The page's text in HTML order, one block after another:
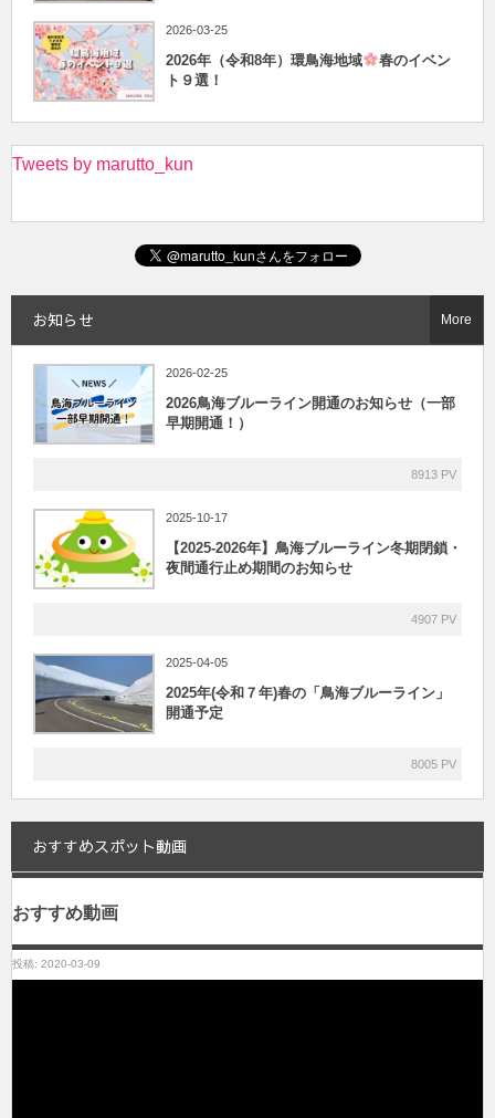
2026-03-25
2026年（令和8年）環鳥海地域
春のイベン
ト９選！
Tweets by marutto_kun
お知らせ
2026-02-25
2026鳥海ブルーライン開通のお知らせ（一部
早期開通！）
8913 PV
2025-10-17
【2025-2026年】鳥海ブルーライン冬期閉鎖・
夜間通行止め期間のお知らせ
4907 PV
2025-04-05
2025年(令和７年)春の「鳥海ブルーライン」
開通予定
8005 PV
More
おすすめスポット動画
おすすめ動画
投稿: 2020-03-09